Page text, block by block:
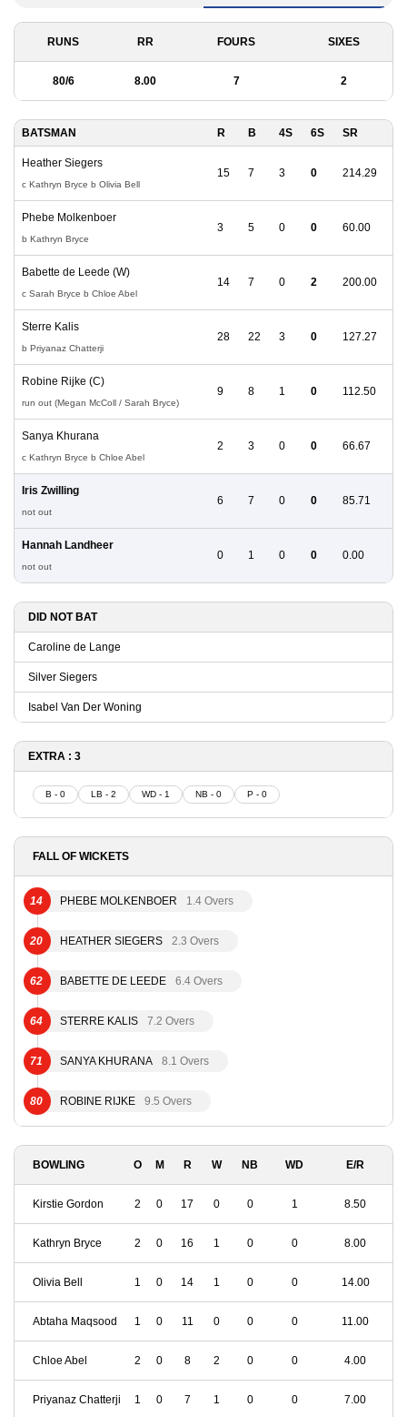
RUNS RR FOURS SIXES
80/6 8.00 7 2
BATSMAN R B 4S 6S SR
Heather Siegers
c Kathryn Bryce b Olivia Bell
15 7 3 0 214.29
Phebe Molkenboer
b Kathryn Bryce
3 5 0 0 60.00
Babette de Leede (W)
c Sarah Bryce b Chloe Abel
14 7 0 2 200.00
Sterre Kalis
b Priyanaz Chatterji
28 22 3 0 127.27
Robine Rijke (C)
run out (Megan McColl / Sarah Bryce)
9 8 1 0 112.50
Sanya Khurana
c Kathryn Bryce b Chloe Abel
2 3 0 0 66.67
Iris Zwilling
not out
6 7 0 0 85.71
Hannah Landheer
not out
0 1 0 0 0.00
DID NOT BAT
Caroline de Lange
Silver Siegers
Isabel Van Der Woning
EXTRA : 3
B - 0 LB - 2 WD - 1 NB - 0 P - 0
FALL OF WICKETS
14 PHEBE MOLKENBOER 1.4 Overs
20 HEATHER SIEGERS 2.3 Overs
62 BABETTE DE LEEDE 6.4 Overs
64 STERRE KALIS 7.2 Overs
71 SANYA KHURANA 8.1 Overs
80 ROBINE RIJKE 9.5 Overs
BOWLING O M R W NB WD E/R
Kirstie Gordon 2 0 17 0 0 1 8.50
Kathryn Bryce 2 0 16 1 0 0 8.00
Olivia Bell 1 0 14 1 0 0 14.00
Abtaha Maqsood 1 0 11 0 0 0 11.00
Chloe Abel 2 0 8 2 0 0 4.00
Priyanaz Chatterji 1 0 7 1 0 0 7.00